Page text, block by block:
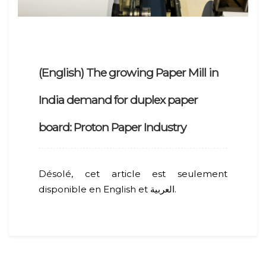
(English) The growing Paper Mill in
India demand for duplex paper
board: Proton Paper Industry
Désolé, cet article est seulement
disponible en English et العربية.